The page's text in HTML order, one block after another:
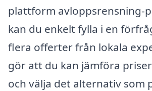
plattform avloppsrensning-
kan du enkelt fylla i en
flera offerter från lokala
gör att du kan jämföra
och välja det alternativ som